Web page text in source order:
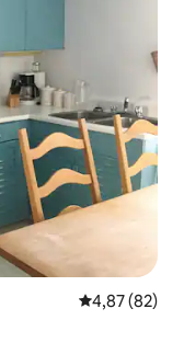
Évaluation
4,87 (82)